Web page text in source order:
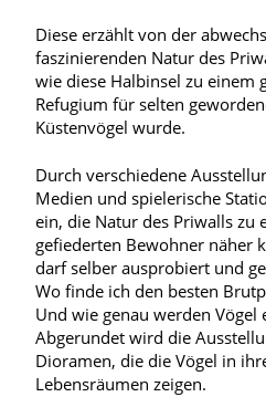
Diese erzählt von der
faszinierenden Natur des
wie diese Halbinsel zu einem
Refugium für selten
Küstenvögel wurde.
Durch verschiedene
Medien und spielerische
ein, die Natur des Priwalls zu
gefiederten Bewohner näher
darf selber ausprobiert und
Wo finde ich den besten
Und wie genau werden Vögel
Abgerundet wird die
Dioramen, die die Vögel in
Lebensräumen zeigen.